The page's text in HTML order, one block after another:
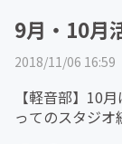
9月・10月
2018/11/06 16:59
【軽音部】10
ってのスタジ